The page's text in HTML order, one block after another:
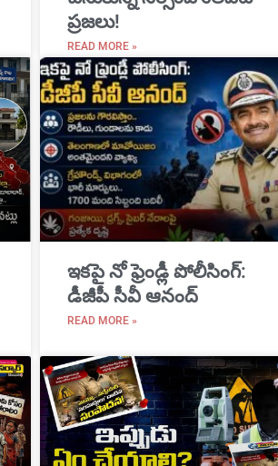
ప్రజలు!
READ MORE »
ఇకపై నో ఫ్రెండ్లీ పోలీసింగ్:
డీజీపీ సీవీ ఆనంద్
READ MORE »